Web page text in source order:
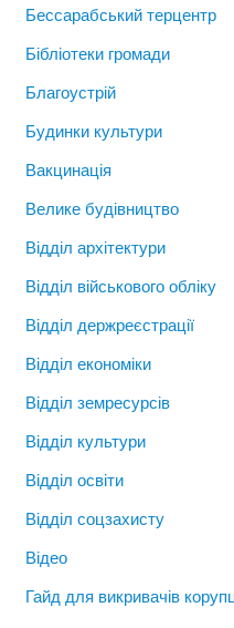
Бессарабський терцентр
Бібліотеки громади
Благоустрій
Будинки культури
Вакцинація
Велике будівництво
Відділ архітектури
Відділ військового обліку
Відділ держреєстрації
Відділ економіки
Відділ земресурсів
Відділ культури
Відділ освіти
Відділ соцзахисту
Відео
Гайд для викривачів